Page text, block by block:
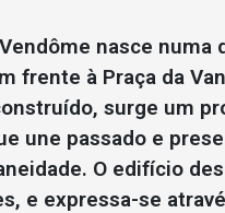
nasce numa
frente à Praça da
surge um
une passado e
O edifício
e expressa-se